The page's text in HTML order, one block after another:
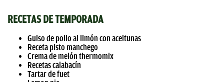
RECETAS DE TEMPORADA
Guiso de pollo al limón con aceitunas
Receta pisto manchego
Crema de melón thermomix
Recetas calabacín
Tartar de fuet